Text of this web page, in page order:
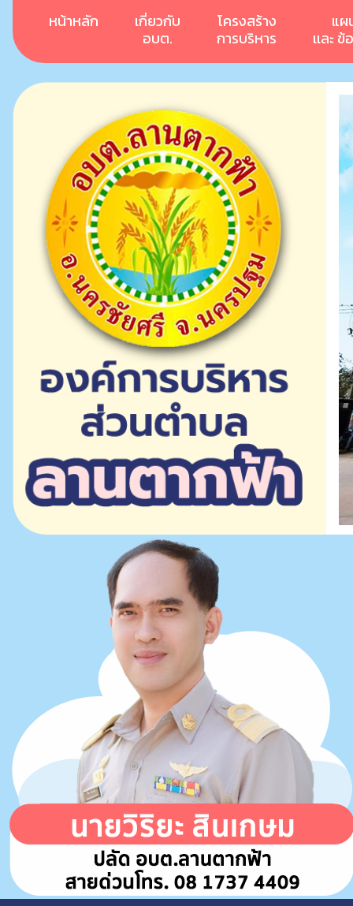
หน้าหลัก
เกี่ยวกับ
อบต.
โครงสร้าง
การบริหาร
แผ
เเละ